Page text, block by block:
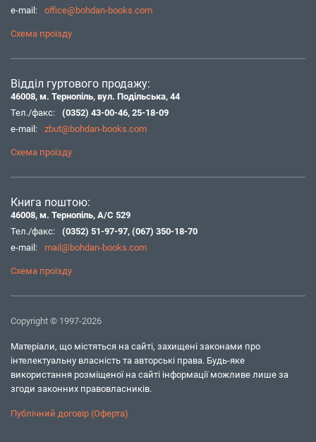
e-mail:
office@bohdan-books.com
Схема проїзду
Відділ гуртового продажу:
46008, м. Тернопіль, вул. Подільська, 44
Тел./факс:
(0352) 43-00-46, 25-18-09
e-mail:
zbut@bohdan-books.com
Схема проїзду
Книга поштою:
46008, м. Тернопіль, А/С 529
Тел./факс:
(0352) 51-97-97, (067) 350-18-70
e-mail:
mail@bohdan-books.com
Схема проїзду
Copyright © 1997-2026
Матеріали, що містяться на сайті, захищені законами про
інтелектуальну власність та авторські права. Будь-яке
використання розміщеної на сайті інформації можливе лише за
згоди законних правовласників.
Публічний договір (Оферта)